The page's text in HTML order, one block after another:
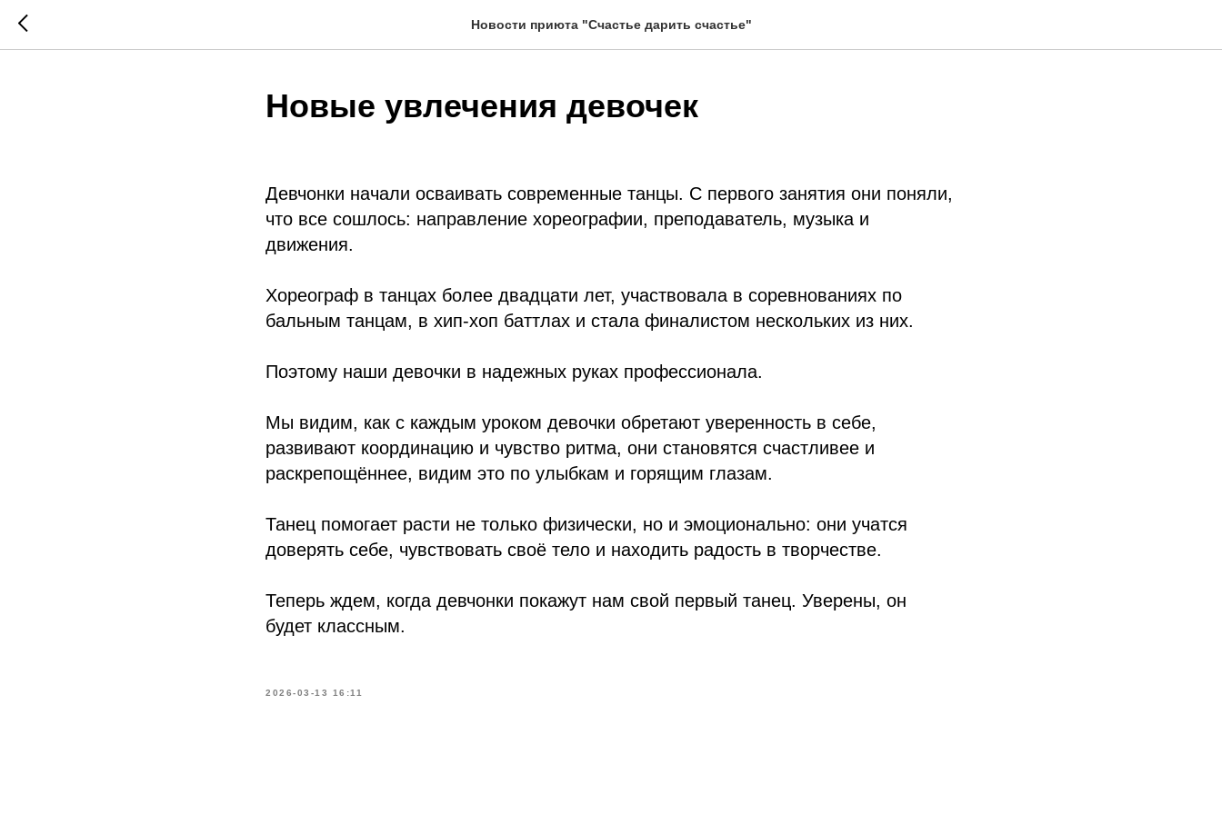
Новости приюта "Счастье дарить счастье"
Новые увлечения девочек
Девчонки начали осваивать современные танцы. С первого занятия они поняли,
что все сошлось: направление хореографии, преподаватель, музыка и
движения.
Хореограф в танцах более двадцати лет, участвовала в соревнованиях по
бальным танцам, в хип-хоп баттлах и стала финалистом нескольких из них.
Поэтому наши девочки в надежных руках профессионала.
Мы видим, как с каждым уроком девочки обретают уверенность в себе,
развивают координацию и чувство ритма, они становятся счастливее и
раскрепощённее, видим это по улыбкам и горящим глазам.
Танец помогает расти не только физически, но и эмоционально: они учатся
доверять себе, чувствовать своё тело и находить радость в творчестве.
Теперь ждем, когда девчонки покажут нам свой первый танец. Уверены, он
будет классным.
2026-03-13 16:11